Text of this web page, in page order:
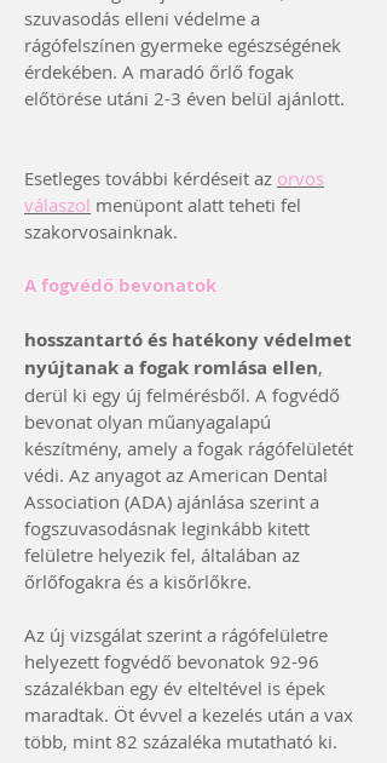
szuvasodás elleni védelme a
rágófelszínen gyermeke egészségének
érdekében. A maradó őrlő fogak
előtörése utáni 2-3 éven belül ajánlott.
Esetleges további kérdéseit az orvos
válaszol menüpont alatt teheti fel
szakorvosainknak.
A fogvédő bevonatok
hosszantartó és hatékony védelmet
nyújtanak a fogak romlása ellen,
derül ki egy új felmérésből. A fogvédő
bevonat olyan műanyagalapú
készítmény, amely a fogak rágófelületét
védi. Az anyagot az American Dental
Association (ADA) ajánlása szerint a
fogszuvasodásnak leginkább kitett
felületre helyezik fel, általában az
őrlőfogakra és a kisőrlőkre.
Az új vizsgálat szerint a rágófelületre
helyezett fogvédő bevonatok 92-96
százalékban egy év elteltével is épek
maradtak. Öt évvel a kezelés után a vax
több, mint 82 százaléka mutatható ki.